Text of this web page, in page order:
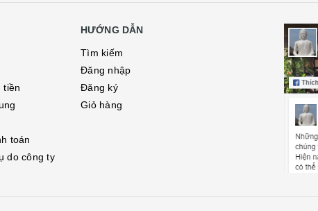
tiền
toán
do công ty
HƯỚNG DẪN
Tìm kiếm
Đăng nhập
Đăng ký
Giỏ hàng